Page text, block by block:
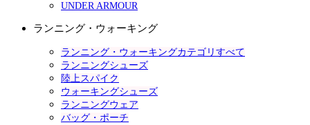
UNDER ARMOUR
ランニング・ウォーキング
ランニング・ウォーキングカテゴリすべて
ランニングシューズ
陸上スパイク
ウォーキングシューズ
ランニングウェア
バッグ・ポーチ